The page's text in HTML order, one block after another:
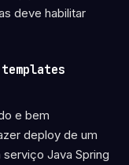
deve habilitar
e bem
deploy de um
Java Spring